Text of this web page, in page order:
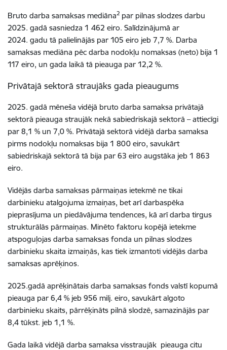
Bruto darba samaksas mediāna2 par pilnas slodzes darbu
2025. gadā sasniedza 1 462 eiro. Salīdzinājumā ar
2024. gadu tā palielinājās par 105 eiro jeb 7,7 %. Darba
samaksas mediāna pēc darba nodokļu nomaksas (neto) bija 1
117 eiro, un gada laikā tā pieauga par 12,2 %.
Privātajā sektorā straujāks gada pieaugums
2025. gadā mēneša vidējā bruto darba samaksa privātajā
sektorā pieauga straujāk nekā sabiedriskajā sektorā – attiecīgi
par 8,1 % un 7,0 %. Privātajā sektorā vidējā darba samaksa
pirms nodokļu nomaksas bija 1 800 eiro, savukārt
sabiedriskajā sektorā tā bija par 63 eiro augstāka jeb 1 863
eiro.
Vidējās darba samaksas pārmaiņas ietekmē ne tikai
darbinieku atalgojuma izmaiņas, bet arī darbaspēka
pieprasījuma un piedāvājuma tendences, kā arī darba tirgus
strukturālās pārmaiņas. Minēto faktoru kopējā ietekme
atspoguļojas darba samaksas fonda un pilnas slodzes
darbinieku skaita izmaiņās, kas tiek izmantoti vidējās darba
samaksas aprēķinos.
2025.gadā aprēķinātais darba samaksas fonds valstī kopumā
pieauga par 6,4 % jeb 956 milj. eiro, savukārt algoto
darbinieku skaits, pārrēķināts pilnā slodzē, samazinājās par
8,4 tūkst. jeb 1,1 %.
Gada laikā vidējā darba samaksa visstraujāk pieauga citu